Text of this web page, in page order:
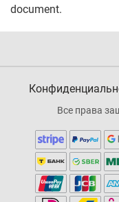
document.
Все права